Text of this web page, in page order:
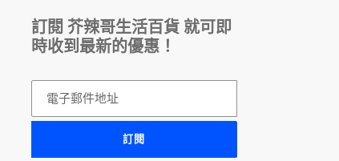
訂閱 芥辣哥生活百貨 就可即
時收到最新的優惠！
訂閱